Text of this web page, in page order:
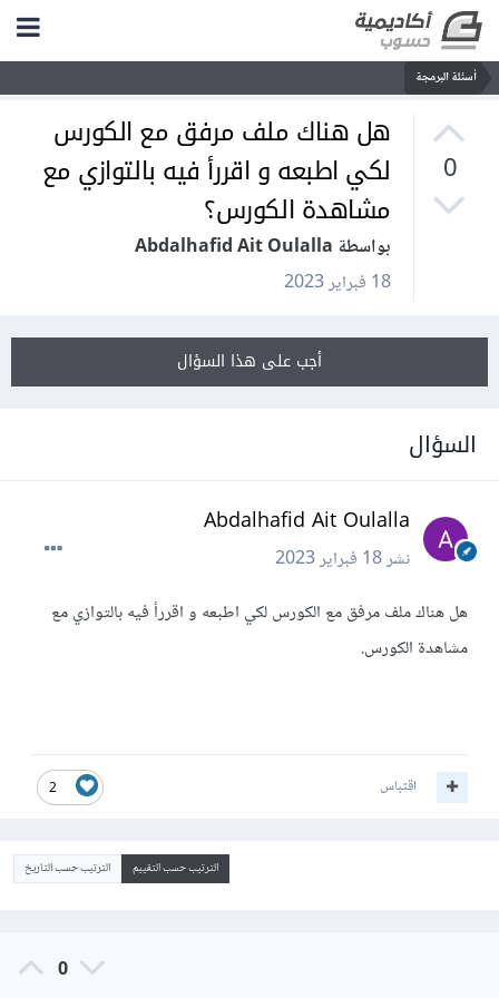
أسئلة البرمجة
0
هل هناك ملف مرفق مع الكورس
لكي اطبعه و اقررأ فيه بالتوازي مع
مشاهدة الكورس؟
بواسطة Abdalhafid Ait Oulalla
18 فبراير 2023
أجب على هذا السؤال
السؤال
Abdalhafid Ait Oulalla
نشر18 فبراير 2023
هل هناك ملف مرفق مع الكورس لكي اطبعه و اقررأ فيه بالتوازي مع
مشاهدة الكورس.
2 اقتباس
الترتيب حسب التقييم الترتيب حسب التاريخ
0